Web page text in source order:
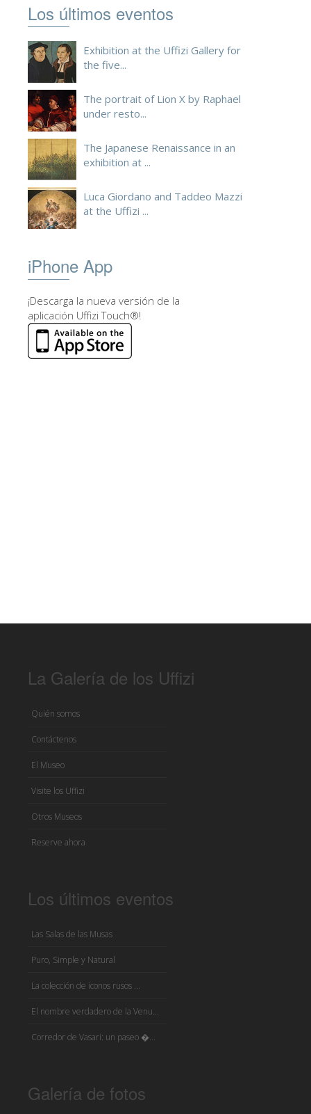
Los últimos eventos
Exhibition at the Uffizi Gallery for
the five...
The portrait of Lion X by Raphael
under resto...
The Japanese Renaissance in an
exhibition at ...
Luca Giordano and Taddeo Mazzi
at the Uffizi ...
iPhone App
¡Descarga la nueva versión de la
aplicación Uffizi Touch®!
La Galería de los Uffizi
Quién somos
Contáctenos
El Museo
Visite los Uffizi
Otros Museos
Reserve ahora
Los últimos eventos
Las Salas de las Musas
Puro, Simple y Natural
La colección de iconos rusos ...
El nombre verdadero de la Venu...
Corredor de Vasari: un paseo �...
Galería de fotos